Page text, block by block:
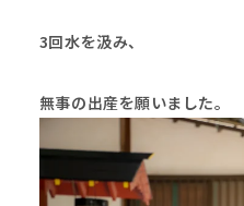
3回水を汲み、
無事の出産を願いました。